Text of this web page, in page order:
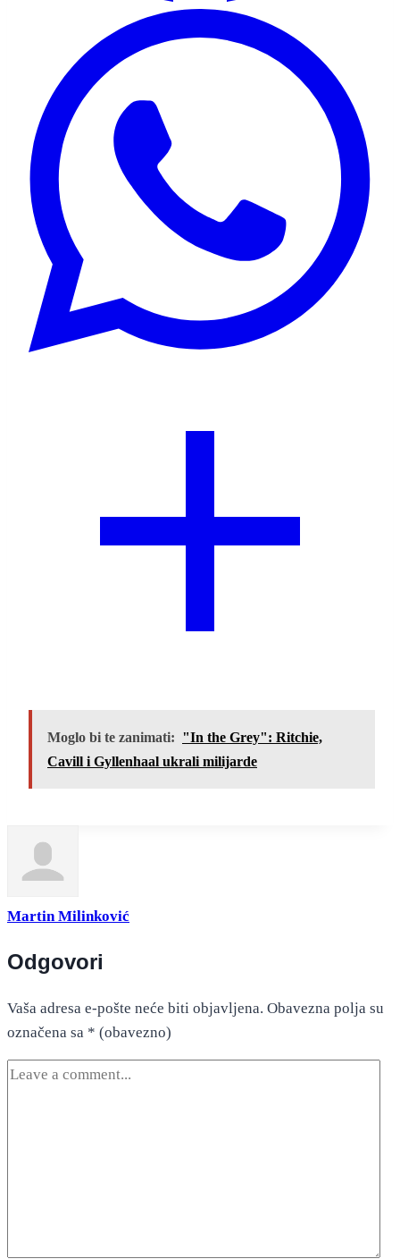
Moglo bi te zanimati: "In the Grey": Ritchie,
Cavill i Gyllenhaal ukrali milijarde
Martin Milinković
Odgovori
Vaša adresa e-pošte neće biti objavljena. Obavezna polja su
označena sa * (obavezno)